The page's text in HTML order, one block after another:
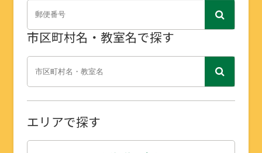
市区町村名・教室名で探す
エリアで探す